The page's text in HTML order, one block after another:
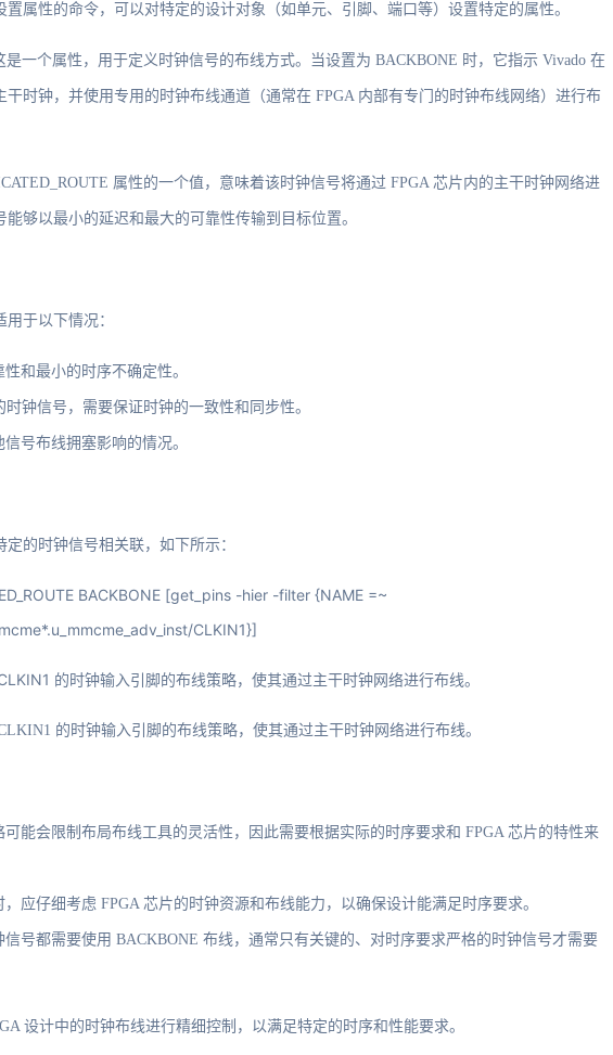
置属性的命令，可以对特定的设计对象（如单元、引脚、端口等）设置特定的属性。
是一个属性，用于定义时钟信号的布线方式。当设置为 BACKBONE 时，它指示 Vivado 在
时钟，并使用专用的时钟布线通道（通常在 FPGA 内部有专门的时钟布线网络）进行布
属性的一个值，意味着该时钟信号将通过 FPGA 芯片内的主干时钟网络进
够以最小的延迟和最大的可靠性传输到目标位置。
于以下情况：
和最小的时序不确定性。
钟信号，需要保证时钟的一致性和同步性。
号布线拥塞影响的情况。
的时钟信号相关联，如下所示：
BACKBONE [get_pins -hier -filter {NAME =~
CLKIN1}]
的时钟输入引脚的布线策略，使其通过主干时钟网络进行布线。
的时钟输入引脚的布线策略，使其通过主干时钟网络进行布线。
能会限制布局布线工具的灵活性，因此需要根据实际的时序要求和 FPGA 芯片的特性来
应仔细考虑 FPGA 芯片的时钟资源和布线能力，以确保设计能满足时序要求。
号都需要使用 BACKBONE 布线，通常只有关键的、对时序要求严格的时钟信号才需要
设计中的时钟布线进行精细控制，以满足特定的时序和性能要求。